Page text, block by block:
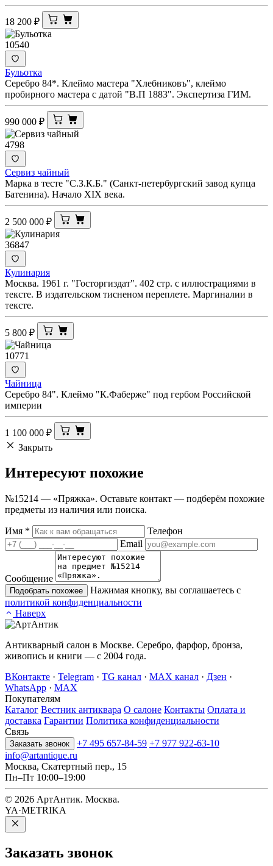
18 200 ₽
10540
Бульотка
Серебро 84*. Клеймо мастера "Хлебниковъ", клеймо
пробирного мастера с датой "В.П 1883". Экспертиза ГИМ.
990 000 ₽
4798
Сервиз чайный
Марка в тесте "С.З.К.Б." (Санкт-петербургский завод купца
Батенина). Начало XIX века.
2 500 000 ₽
36847
Кулинария
Москва. 1961 г. "Госторгиздат". 402 стр. с иллюстрациями в
тексте. В издательском тисненом переплете. Маргиналии в
тексте.
5 800 ₽
10771
Чайница
Серебро 84". Клеймо "К.Фаберже" под гербом Российской
империи
1 100 000 ₽
Закрыть
Интересуют похожие
№15214 — «Пряжка». Оставьте контакт — подберём похожие
предметы из наличия или поиска.
Имя *
Телефон
Email
Сообщение
Подобрать похожее
Нажимая кнопку, вы соглашаетесь с
политикой конфиденциальности
Наверх
Антикварный салон в Москве. Серебро, фарфор, бронза,
живопись и книги — с 2004 года.
ВКонтакте · Telegram · TG канал · MAX канал · Дзен ·
WhatsApp · MAX
Покупателям
Каталог Вестник антиквара О салоне Контакты Оплата и
доставка Гарантии Политика конфиденциальности
Связь
Заказать звонок +7 495 657-84-59 +7 977 922-63-10
info@artantique.ru
Москва, Скатертный пер., 15
Пн–Пт 10:00–19:00
© 2026 АртАнтик. Москва.
YA·METRIKA
Заказать звонок